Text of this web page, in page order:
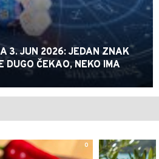
3. JUN 2026: JEDAN ZNAK
DUGO ČEKAO, NEKO IMA
0